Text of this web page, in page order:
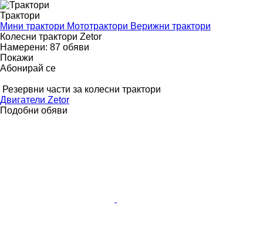
Трактори
Мини трактори Мототрактори Верижни трактори
Колесни трактори Zetor
Намерени: 87 обяви
Покажи
Абонирай се
Резервни части за колесни трактори
Двигатели Zetor
Подобни обяви